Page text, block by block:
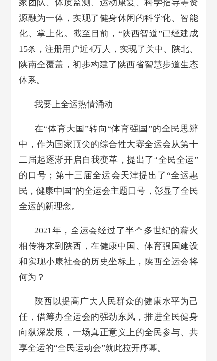
家团队、体质监测、运动康复、科学指导等资
源融为一体，实现了健身休闲的科学化、智能
化、掌上化。截至目前，“陕西智道”已经建成
15条，注册用户近4万人，实现了关中、陕北、
陕南全覆盖，初步构建了陕西省智慧步道生态
体系。
我要上全运热情涌动
在“体育大国”转向“体育强国”的全民思辨
中，作为国家顶尖的综合性大赛全运会从第十
二届起逐渐开启自我变革，提出了“全民全运”
的口号；第十三届全运会天津提出了“全运惠
民，健康中国”的全运会主题口号，彰显了全民
全运的新理念。
2021年，全运会经过了半个多世纪的薪火
相传将来到陕西，在健康中国、体育强国建设
和实现小康社会的历史坐标上，陕西全运会将
何为？
陕西以提高广大人民群众的健康水平为己
任，借筹办全运会的强劲东风，推进全民健身
向纵深发展，一场真正意义上的全民参与、共
享全运的“全民运动会”就此拉开序幕。